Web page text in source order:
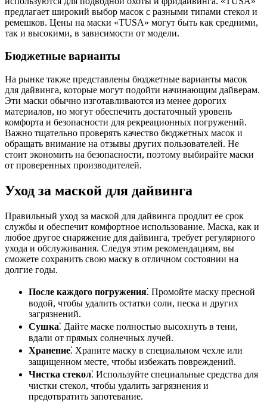
предлагает широкий выбор масок с разными типами стекол и
ремешков. Цены на маски «TUSA» могут быть как средними,
так и высокими, в зависимости от модели.
Бюджетные варианты
На рынке также представлены бюджетные варианты масок
для дайвинга, которые могут подойти начинающим дайверам.
Эти маски обычно изготавливаются из менее дорогих
материалов, но могут обеспечить достаточный уровень
комфорта и безопасности для рекреационных погружений.
Важно тщательно проверять качество бюджетных масок и
обращать внимание на отзывы других пользователей. Не
стоит экономить на безопасности, поэтому выбирайте маски
от проверенных производителей.
Уход за маской для дайвинга
Правильный уход за маской для дайвинга продлит ее срок
службы и обеспечит комфортное использование. Маска, как и
любое другое снаряжение для дайвинга, требует регулярного
ухода и обслуживания. Следуя этим рекомендациям, вы
сможете сохранить свою маску в отличном состоянии на
долгие годы.
После каждого погружения⁚ Промойте маску пресной
водой, чтобы удалить остатки соли, песка и других
загрязнений.
Сушка⁚ Дайте маске полностью высохнуть в тени,
вдали от прямых солнечных лучей.
Хранение⁚ Храните маску в специальном чехле или
защищенном месте, чтобы избежать повреждений.
Чистка стекол⁚ Используйте специальные средства для
чистки стекол, чтобы удалить загрязнения и
предотвратить запотевание.